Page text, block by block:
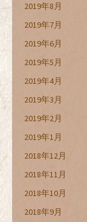
2019年8月
2019年7月
2019年6月
2019年5月
2019年4月
2019年3月
2019年2月
2019年1月
2018年12月
2018年11月
2018年10月
2018年9月